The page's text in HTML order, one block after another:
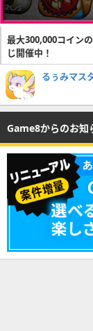
最大300,000コイン
じ開催中！
るぅみマス
Game8からのお知